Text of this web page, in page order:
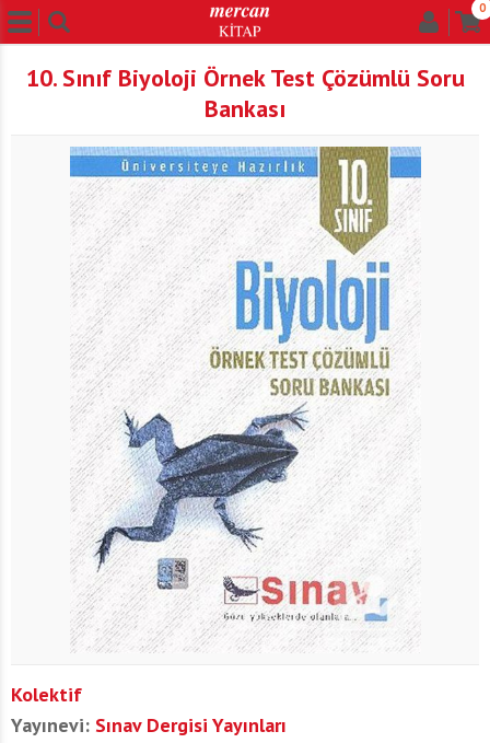
0
10. Sınıf Biyoloji Örnek Test Çözümlü Soru
Bankası
Kolektif
Yayınevi: Sınav Dergisi Yayınları